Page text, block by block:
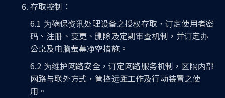
存取控制：
6.1 为确保资讯处理设备之授权存取，订定使用者密
码、注册、变更、删除及定期审查机制，并订定办
公桌及电脑萤幕净空措施。
6.2 为维护网路安全，订定网路服务机制，区隔内部
网路与联外方式，管控远距工作及行动装置之使
用。